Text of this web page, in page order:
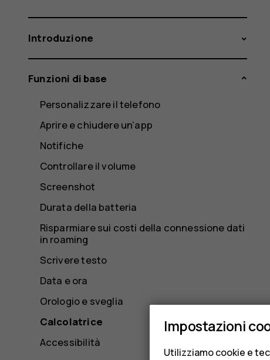
Introduzione
Funzioni di base
Personalizzare il telefono
Aprire e chiudere un’app
Notifiche
Controllare il volume
Screenshot
Durata della batteria
Risparmiare sui costi della connessione dati
in roaming
Scrivere testo
Data e ora
Orologio e sveglia
Calcolatrice
Accessibilità
Impostazioni
Utilizziamo cookie e